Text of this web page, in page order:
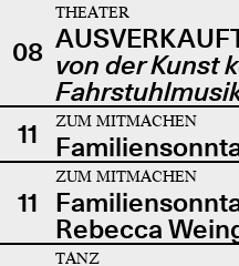
08
THEATER
von der Kunst
11
ZUM MITMACHEN
11
ZUM MITMACHEN
Rebecca
TANZ